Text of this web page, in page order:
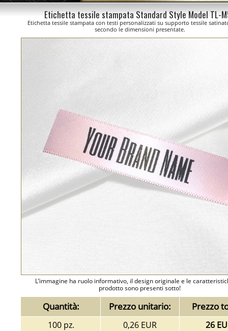
Etichetta tessile stampata Standard Style Model TL-
Etichetta tessile stampata con testi personalizzati su supporto tessile
secondo le dimensioni presentate.
L’immagine ha ruolo informativo, il design originale e le
prodotto sono presenti sotto!
Quantità: Prezzo unitario: Prezzo
100 pz. 0,26 EUR
26